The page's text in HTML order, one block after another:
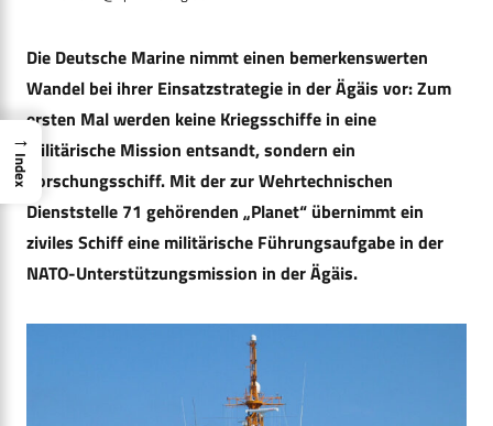
Die Deutsche Marine nimmt einen bemerkenswerten
Wandel bei ihrer Einsatzstrategie in der Ägäis vor: Zum
ersten Mal werden keine Kriegsschiffe in eine
militärische Mission entsandt, sondern ein
Forschungsschiff. Mit der zur Wehrtechnischen
Dienststelle 71 gehörenden „Planet“ übernimmt ein
ziviles Schiff eine militärische Führungsaufgabe in der
NATO-Unterstützungsmission in der Ägäis.
→
Index